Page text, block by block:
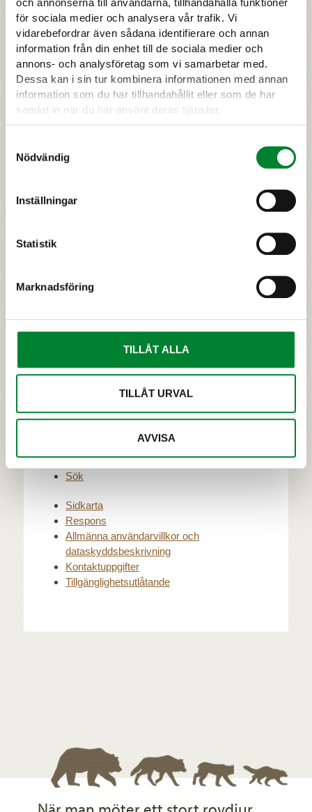
och annonserna till användarna, tillhandahålla funktioner
för sociala medier och analysera vår trafik. Vi
vidarebefordrar även sådana identifierare och annan
information från din enhet till de sociala medier och
annons- och analysföretag som vi samarbetar med.
Dessa kan i sin tur kombinera informationen med annan
information som du har tillhandahållit eller som de har
samlat in när du har använt deras tjänster.
Nödvändig
Inställningar
Statistik
Marknadsföring
TILLÅT ALLA
TILLÅT URVAL
AVVISA
Renskötsel och stora rovdjur
Skador
Skada på ren
Skador på hundar
Skador på andra husdjur
Förebyggande av skador
Ersättning av skador
Hantverk och konst
Galleri
Björn
Varg
Lodjur
Järv
Sök
Sidkarta
Respons
Allmänna användarvillkor och
dataskyddsbeskrivning
Kontaktuppgifter
Tillgänglighetsutlåtande